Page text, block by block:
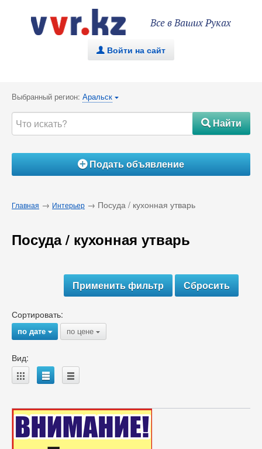
Все в Ваших Руках
. Войти на сайт
Выбранный регион: Аральск {
#Найти
ÁПодать объявление
Главная → Интерьер → Посуда / кухонная утварь
Посуда / кухонная утварь
Сортировать:
по дате{ по цене {
Вид:
A B C